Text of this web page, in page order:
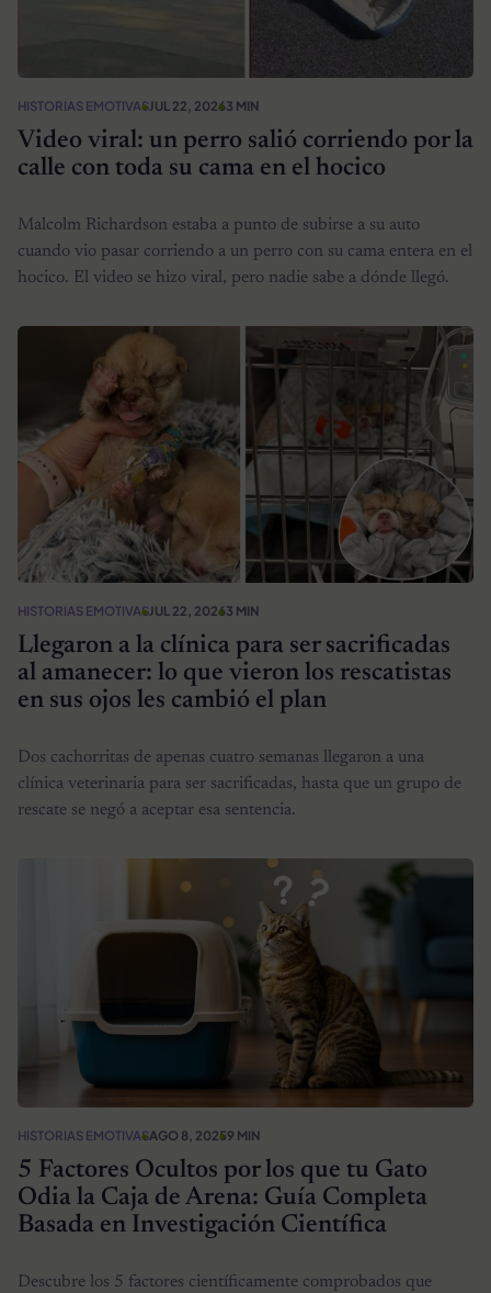
HISTORIAS EMOTIVASJUL 22, 20263 MIN
Video viral: un perro salió corriendo por la
calle con toda su cama en el hocico
Malcolm Richardson estaba a punto de subirse a su auto
cuando vio pasar corriendo a un perro con su cama entera en el
hocico. El video se hizo viral, pero nadie sabe a dónde llegó.
HISTORIAS EMOTIVASJUL 22, 20263 MIN
Llegaron a la clínica para ser sacrificadas
al amanecer: lo que vieron los rescatistas
en sus ojos les cambió el plan
Dos cachorritas de apenas cuatro semanas llegaron a una
clínica veterinaria para ser sacrificadas, hasta que un grupo de
rescate se negó a aceptar esa sentencia.
HISTORIAS EMOTIVASAGO 8, 20259 MIN
5 Factores Ocultos por los que tu Gato
Odia la Caja de Arena: Guía Completa
Basada en Investigación Científica
Descubre los 5 factores científicamente comprobados que